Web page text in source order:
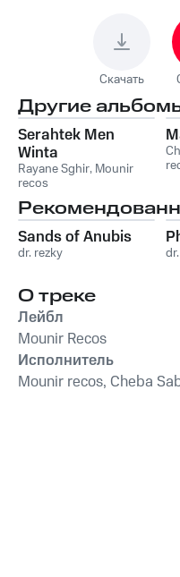
Скачать
Другие
Serahtek Men
Winta
Rayane Sghir, Mounir
recos
Sands of Anubis
dr. rezky
О треке
Лейбл
Mounir Recos
Исполнитель
Mounir recos, Cheba